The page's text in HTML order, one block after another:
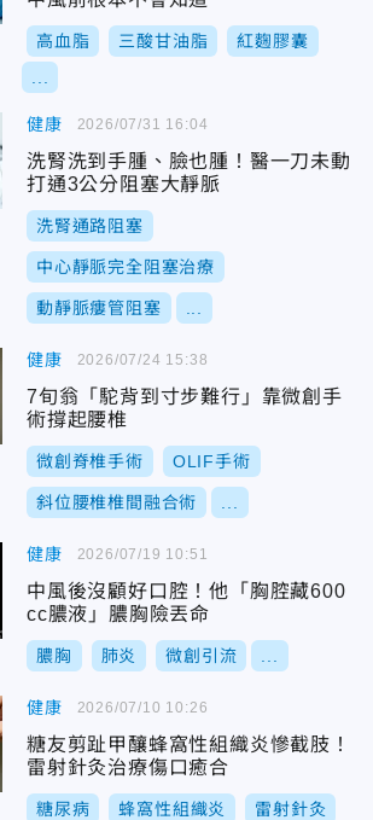
高血脂 三酸甘油脂 紅麴膠囊
健康
洗腎洗到手腫、臉也腫！醫一刀未動
打通3公分阻塞大靜脈
洗腎通路阻塞
中心靜脈完全阻塞治療
動靜脈瘻管阻塞
2026/07/31 16:04
健康
7旬翁「駝背到寸步難行」靠微創手
術撐起腰椎
微創脊椎手術 OLIF手術
斜位腰椎椎間融合術
2026/07/24 15:38
健康
中風後沒顧好口腔！他「胸腔藏600
cc膿液」膿胸險丟命
膿胸 肺炎 微創引流
2026/07/19 10:51
健康
糖友剪趾甲釀蜂窩性組織炎慘截肢！
雷射針灸治療傷口癒合
糖尿病 蜂窩性組織炎 雷射針灸
2026/07/10 10:26